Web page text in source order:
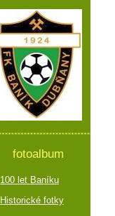
fotoalbum
100 let Baníku
Historické fotky